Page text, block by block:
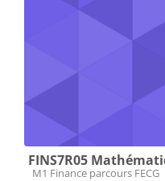
FINS7R05
Catégorie de cours
M1 Finance parcours FECG